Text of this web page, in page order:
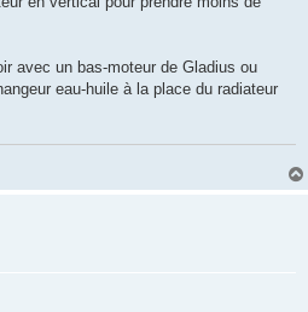
avec un bas-moteur de Gladius ou
eau-huile à la place du radiateur